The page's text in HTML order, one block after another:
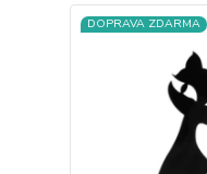
DOPRAVA ZDARMA